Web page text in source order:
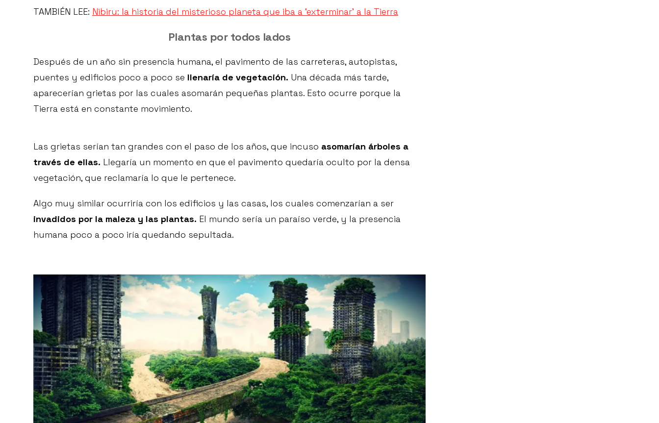
TAMBIÉN LEE: Nibiru: la historia del misterioso planeta que iba a ‘exterminar’ a la Tierra
Plantas por todos lados
Después de un año sin presencia humana, el pavimento de las carreteras, autopistas,
puentes y edificios poco a poco se llenaría de vegetación. Una década más tarde,
aparecerían grietas por las cuales asomarán pequeñas plantas. Esto ocurre porque la
Tierra está en constante movimiento.
Las grietas serían tan grandes con el paso de los años, que incuso asomarían árboles a
través de ellas. Llegaría un momento en que el pavimento quedaría oculto por la densa
vegetación, que reclamaría lo que le pertenece.
Algo muy similar ocurriría con los edificios y las casas, los cuales comenzarían a ser
invadidos por la maleza y las plantas. El mundo sería un paraíso verde, y la presencia
humana poco a poco iría quedando sepultada.